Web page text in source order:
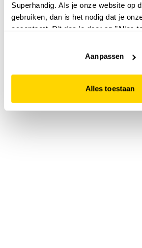
Superhandig. Als je onze website op
gebruiken, dan is het nodig dat je
accepteert. Dit doe je door op "Alles
website niet optimaal functioneert.
Aanpassen
Alles toestaan